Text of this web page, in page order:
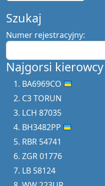
Szukaj
Numer rejestracyjny:
Najgorsi
BA6969CO
C3 TORUN
LCH 87035
BH3482PP
RBR 54741
ZGR 01776
LB 58124